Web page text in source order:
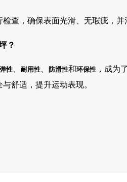
查，确保表面光滑、无瑕疵，并
？
性 耐用性 防滑性和环保性 ，成为
舒适，提升运动表现。